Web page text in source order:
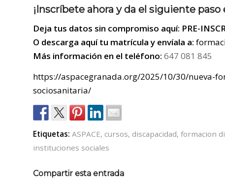
¡Inscríbete ahora y da el siguiente
Deja tus datos sin compromiso aquí: PRE-
O descarga aquí tu matrículay envíala a:
Más información en el teléfono: 647 081 845
https://aspacegranada.org/2025/10/30/nueva-
sociosanitaria/
Etiquetas: ASPACE, cursos, discapacidad, formacion
instituciones sociales
Compartir esta entrada